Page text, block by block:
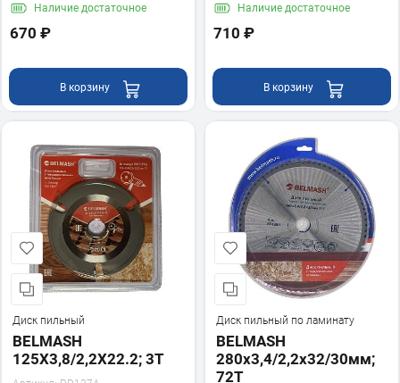
Наличие достаточное
670 ₽
В корзину
Наличие достаточное
710 ₽
В корзину
Диск пильный
BELMASH
125X3,8/2,2X22.2; 3T
Диск пильный по ламинату
BELMASH
280х3,4/2,2х32/30мм;
72Т